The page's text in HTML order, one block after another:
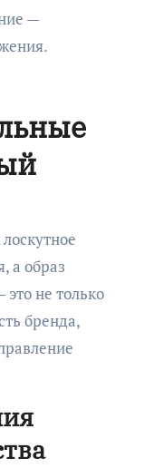
—
а образ
не только
бренда,